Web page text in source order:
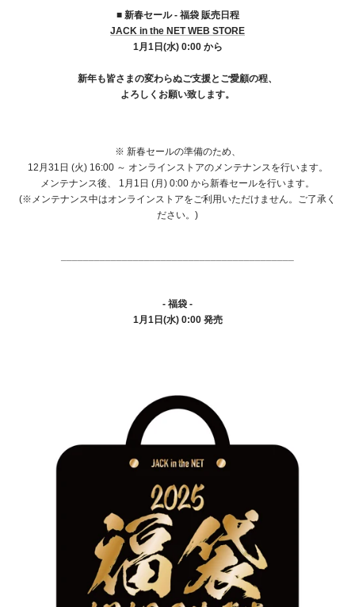
■ 新春セール - 福袋 販売日程
JACK in the NET WEB STORE
1月1日(水) 0:00 から
新年も皆さまの変わらぬご支援とご愛顧の程、
よろしくお願い致します。
※ 新春セールの準備のため、
12月31日 (火) 16:00 ～ オンラインストアのメンテナンスを行います。
メンテナンス後、 1月1日 (月) 0:00 から新春セールを行います。
(※メンテナンス中はオンラインストアをご利用いただけません。ご了承く
ださい。)
- 福袋 -
1月1日(水) 0:00 発売